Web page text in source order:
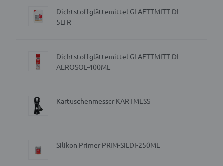
Dichtstoffglättemittel GLAETTMITT-DI-
5LTR
Dichtstoffglättemittel GLAETTMITT-DI-
AEROSOL-400ML
Kartuschenmesser KARTMESS
Silikon Primer PRIM-SILDI-250ML